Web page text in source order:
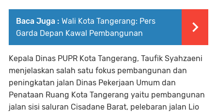
Baca Juga : Wali Kota Tangerang: Pers
Garda Depan Kawal Pembangunan
Kepala Dinas PUPR Kota Tangerang, Taufik Syahzaeni
menjelaskan salah satu fokus pembangunan dan
peningkatan jalan Dinas Pekerjaan Umum dan
Penataan Ruang Kota Tangerang yaitu pembangunan
jalan sisi saluran Cisadane Barat, pelebaran jalan Lio